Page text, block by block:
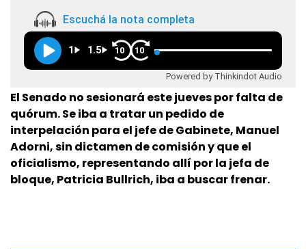
Escuchá la nota completa
1 1.5 10 10
Powered by Thinkindot Audio
El Senado no sesionará este jueves por falta de
quórum. Se iba a tratar un pedido de
interpelación para el jefe de Gabinete, Manuel
Adorni, sin dictamen de comisión y que el
oficialismo, representando allí por la jefa de
bloque, Patricia Bullrich, iba a buscar frenar.